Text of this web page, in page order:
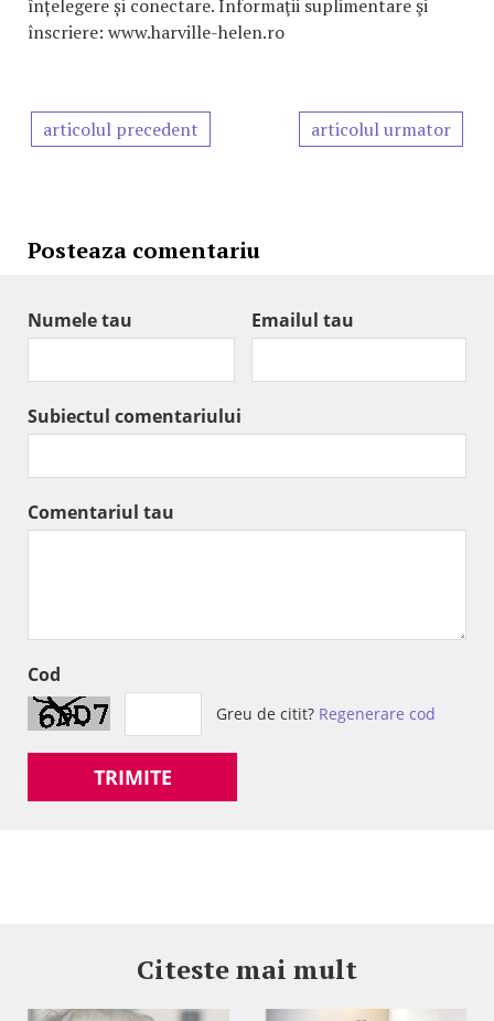
înțelegere și conectare. Informaţii suplimentare şi
înscriere: www.harville-helen.ro
articolul precedent articolul urmator
Posteaza comentariu
Numele tau Emailul tau
Subiectul comentariului
Comentariul tau
Cod
Greu de citit? Regenerare cod
TRIMITE
Citeste mai mult